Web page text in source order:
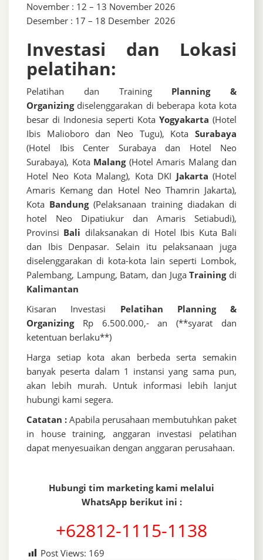
November : 12 – 13 November 2026
Desember : 17 – 18 Desember 2026
Investasi dan Lokasi
pelatihan:
Pelatihan dan Training Planning &
Organizingdiselenggarakan di beberapa kota kota
besar di Indonesia seperti Kota Yogyakarta (Hotel
Ibis Malioboro dan Neo Tugu), Kota Surabaya
(Hotel Ibis Center Surabaya dan Hotel Neo
Surabaya), Kota Malang(Hotel Amaris Malang dan
Hotel Neo Kota Malang), Kota DKI Jakarta (Hotel
Amaris Kemang dan Hotel Neo Thamrin Jakarta),
Kota Bandung(Pelaksanaan training diadakan di
hotel Neo Dipatiukur dan Amaris Setiabudi),
Provinsi Bali dilaksanakan di Hotel Ibis Kuta Bali
dan Ibis Denpasar. Selain itu pelaksanaan juga
diselenggarakan di kota-kota lain seperti Lombok,
Palembang, Lampung, Batam, dan JugaTrainingdi
Kalimantan
Kisaran Investasi Pelatihan Planning &
Organizing
Rp 6.500.000,- an (**syarat dan
ketentuan berlaku**)
Harga setiap kota akan berbeda serta semakin
banyak peserta dalam 1 instansi yang sama pun,
akan lebih murah. Untuk informasi lebih lanjut
hubungi kami segera.
Catatan : Apabila perusahaan membutuhkan paket
in house training, anggaran investasi pelatihan
dapat menyesuaikan dengan anggaran perusahaan.
Hubungi tim marketing kami melalui
WhatsApp berikut ini :
+62812-1115-1138
Post Views: 169